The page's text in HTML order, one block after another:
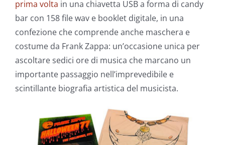
prima volta in una chiavetta USB a forma di candy
bar con 158 file wav e booklet digitale, in una
confezione che comprende anche maschera e
costume da Frank Zappa: un’occasione unica per
ascoltare sedici ore di musica che marcano un
importante passaggio nell’imprevedibile e
scintillante biografia artistica del musicista.